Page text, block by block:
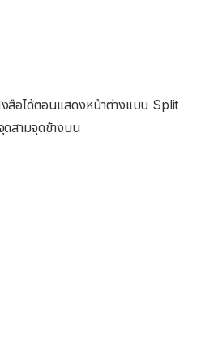
งสือได้ตอนแสดงหน้าต่างแบบ Split
ดสามจุดข้างบน